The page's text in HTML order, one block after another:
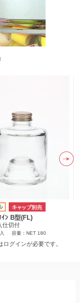
ｲﾝ B型(FL)
仕切付
容量：NET 180
ログインが必要です。